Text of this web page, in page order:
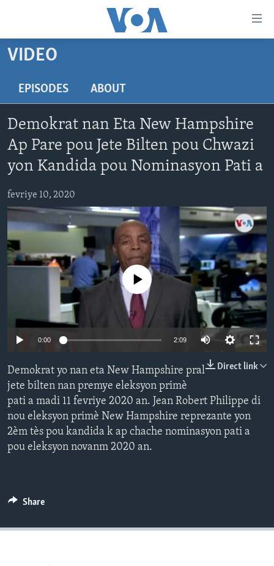
Skip
content
to
main
Navigation
Skip
Search
LÈZETAZINI
ENTÈNASYONAL
VIDEO
FLASHPOINT IKRÈN
Learning English
SUIV NOU
VIDEO
EPISODES ABOUT
Demokrat nan Eta New Hampshire
Ap Pare pou Jete Bilten pou Chwazi
yon Kandida pou Nominasyon Pati a
fevriye 10, 2020
No media source currently available
0:00 2:09
Direct link
Demokrat yo nan eta New Hampshire pral
jete bilten nan premye eleksyon primè
pati a madi 11 fevriye 2020 an. Jean Robert Philippe di
nou eleksyon primè New Hampshire reprezante yon
2èm tès pou kandida k ap chache nominasyon pati a
pou eleksyon novanm 2020 an.
Share